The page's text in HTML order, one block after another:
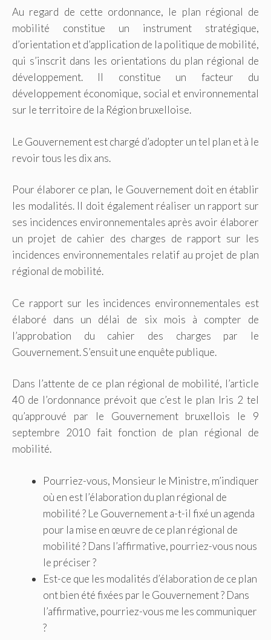
Au regard de cette ordonnance, le plan régional de
mobilité constitue un instrument stratégique,
d’orientation et d’application de la politique de mobilité,
qui s’inscrit dans les orientations du plan régional de
développement. Il constitue un facteur du
développement économique, social et environnemental
sur le territoire de la Région bruxelloise.
Le Gouvernement est chargé d’adopter un tel plan et à le
revoir tous les dix ans.
Pour élaborer ce plan, le Gouvernement doit en établir
les modalités. Il doit également réaliser un rapport sur
ses incidences environnementales après avoir élaborer
un projet de cahier des charges de rapport sur les
incidences environnementales relatif au projet de plan
régional de mobilité.
Ce rapport sur les incidences environnementales est
élaboré dans un délai de six mois à compter de
l’approbation du cahier des charges par le
Gouvernement. S’ensuit une enquête publique.
Dans l’attente de ce plan régional de mobilité, l’article
40 de l’ordonnance prévoit que c’est le plan Iris 2 tel
qu’approuvé par le Gouvernement bruxellois le 9
septembre 2010 fait fonction de plan régional de
mobilité.
Pourriez-vous, Monsieur le Ministre, m’indiquer
où en est l’élaboration du plan régional de
mobilité ? Le Gouvernement a-t-il fixé un agenda
pour la mise en œuvre de ce plan régional de
mobilité ? Dans l’affirmative, pourriez-vous nous
le préciser ?
Est-ce que les modalités d’élaboration de ce plan
ont bien été fixées par le Gouvernement ? Dans
l’affirmative, pourriez-vous me les communiquer
?